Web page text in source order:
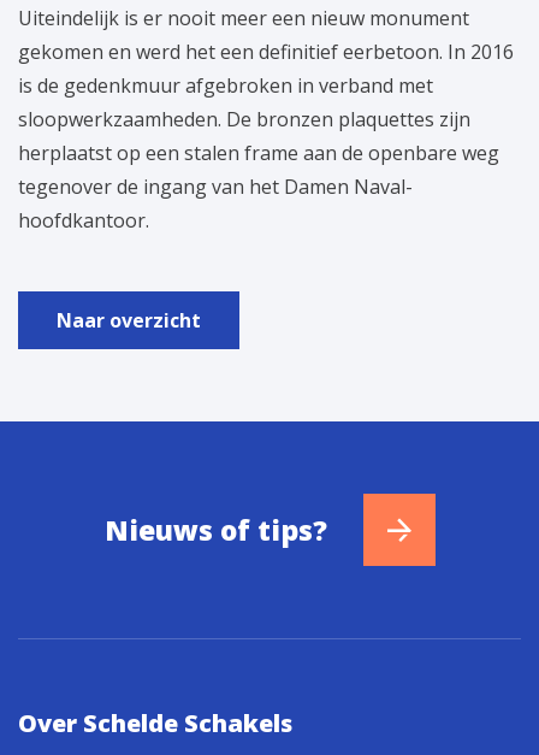
Uiteindelijk is er nooit meer een nieuw monument
gekomen en werd het een definitief eerbetoon. In 2016
is de gedenkmuur afgebroken in verband met
sloopwerkzaamheden. De bronzen plaquettes zijn
herplaatst op een stalen frame aan de openbare weg
tegenover de ingang van het Damen Naval-
hoofdkantoor.
Naar overzicht
Nieuws of tips?
Over Schelde Schakels